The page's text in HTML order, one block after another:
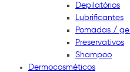
Depilatórios
Lubrificantes
Pomadas / gel
Preservativos
Shampoo
Dermocosméticos